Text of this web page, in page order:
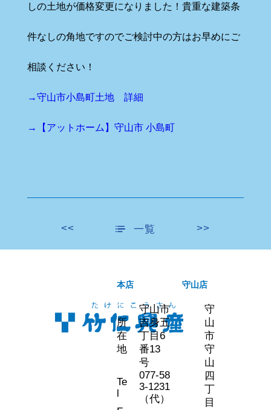
しの土地が価格変更になりました！貴重な建築条
件なしの角地ですのでご検討中の方はお早めにご
相談ください！
→守山市小島町土地 詳細
→【アットホーム】守山市 小島町
<< 一覧 >>
本店
所
在
地
守山市
吉身五
丁目6
番13
号
Te
l
077-58
3-1231
（代）
守山店
守
山
市
守
山
四
丁
目